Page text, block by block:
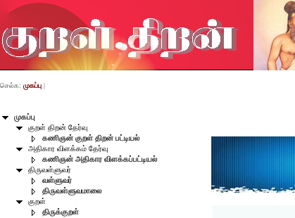
முகப்பு
குறள் திறன் தேர்வு
கணிஞன் குறள் திறன் பட்டியல்
அதிகார விளக்கம் தேர்வு
கணிஞன் அதிகார விளக்கப்பட்டியல்
திருவள்ளுவர்
வள்ளுவர்
திருவள்ளுவமாலை
குறள்
திருக்குறள்
செல்க: முகப்பு |